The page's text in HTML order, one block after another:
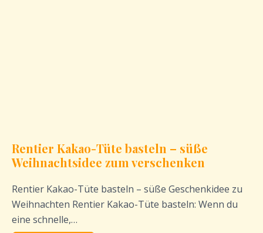
Rentier Kakao-Tüte basteln – süße
Weihnachtsidee zum verschenken
Rentier Kakao-Tüte basteln – süße Geschenkidee zu
Weihnachten Rentier Kakao-Tüte basteln: Wenn du
eine schnelle,…